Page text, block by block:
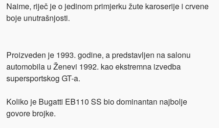
Naime, riječ je o jedinom primjerku žute karoserije i crvene
boje unutrašnjosti.
Proizveden je 1993. godine, a predstavljen na salonu
automobila u Ženevi 1992. kao ekstremna izvedba
supersportskog GT-a.
Koliko je Bugatti EB110 SS bio dominantan najbolje
govore brojke.